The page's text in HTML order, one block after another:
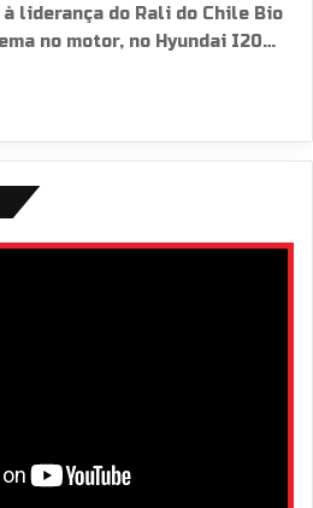
liderança do Rali do Chile Bio
no motor, no Hyundai I20…